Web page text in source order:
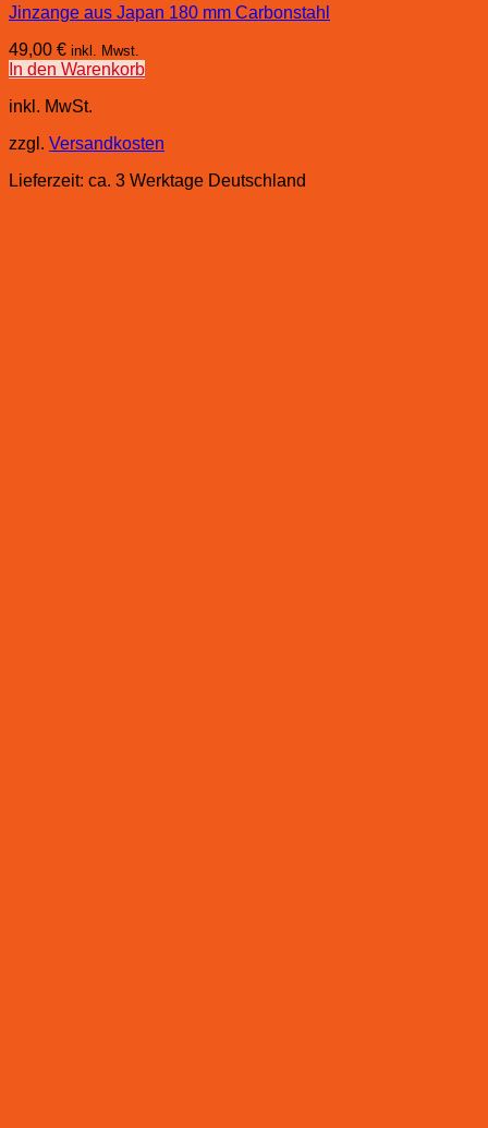
Jinzange aus Japan 180 mm Carbonstahl
49,00 € inkl. Mwst.
In den Warenkorb
inkl. MwSt.
zzgl. Versandkosten
Lieferzeit: ca. 3 Werktage Deutschland